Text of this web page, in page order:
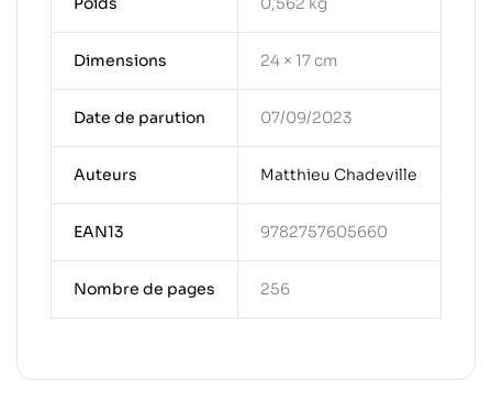
Dimensions 24 × 17 cm
Date de parution 07/09/2023
Auteurs Matthieu Chadeville
EAN13 9782757605660
Nombre de pages 256